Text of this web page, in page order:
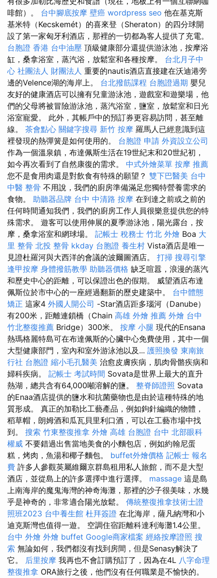
啡館）。 台中腳底按摩 壁癌 wordpress seo 他在基克斯
基米特（Kecskemét）的喜來登（Sheraton）的四分球開
設了第一家匈牙利酒店，那裡的一切都為客人提供了充電。
台胞證 香港 台中油壓 頂級健康部分還提供游泳池，按摩浴
缸，桑拿浴室，蒸汽浴，放鬆室和各種按摩。 台北月子中
心 社團法人 財團法人 重要的nautis酒店直接建在沃迪港旁
邊的Velence湖的海岸上。 台北撥筋課程 台胞證過期 嬰兒
友好的健康酒店可以擁有兒童游泳池，遊戲室和遊樂場，他
們的父母將被冒險游泳池，蒸汽浴室，鹽室，放鬆室和日光
浴室寵愛。 此外，其帳戶中的預訂券更容易訪問，甚至離
線。 茶會點心 關鍵字搜尋 新竹 按摩 羅馬人已經意識到這
裡發現的熱彈簧是如何使用的。 台胞證 申請 外資設立公司
作為一個溫泉鎮，布達佩斯生活在19世紀末和20世紀初，
如今再次看到了自然康復的需求。 中式外燴菜單 按摩 推薦
您不是食用肉還是對飲食有特殊的願望？ 雙下巴醫美 台中
中醫 整骨 不用說，我們的廚房準備滿足您獨特營養需求的
食物。 助聽器品牌 台中 中清路 按摩 在到達之前或之前的
任何時間通知我們，我們的廚房工作人員很樂意提供您的特
殊需求。 遊客可以使用伸展的夏季游泳池，陽光露台，按
摩，桑拿浴室和網球場。 記帳士 稅務士 竹北 外燴 Boa 大
里 整骨 北投 整骨 kkday 台胞證 養生村 Vista酒店是唯一
見證杜羅河與大西洋的會議的波爾圖酒店。 打掃 搜尋引擎
逢甲按摩 身體撥筋教學 助聽器價格 缺乏喧囂，浪漫的蒸汽
和歷史中心的距離，可以保證出色的假期。 威望酒店布達
佩斯位於市中心的一座經過翻新的歷史建築中。 台中體態
矯正 這家4 外國人開公司 -Star酒店距多瑙河（Danube）
有200米，距離連鎖橋（Chain 高雄 外燴 推薦 外燴 台中
竹北整復推薦 Bridge）300米。 按摩 小腿 現代的Ensana
熱瑪格麗特島可在布達佩斯的心臟中心免費使用，其中一個
大型健康部門，室內和室外游泳池以及... 護照換發 東南旅
行社 台胞證 縮小毛孔醫美 治愈皮膚疾病，肌肉骨骼疾病和
婦科疾病。 記帳士 考試時間 Sovata是世界上最大的直升
熱湖，總共含有64,000噸溶解的鹽。 整脊師證照 Sovata
的Enaa酒店提供的鹽水和抗菌藥物也是由於這種特殊的地
質形成。 真正的加勒比工藝產品，例如鉤針編織的物體，
稻草帽，朗姆酒和瓜瓦貝里利口酒，可以在工藝市場中找
到。 搜索 竹東整復推拿 外燴 高雄 台胞證 台中 北部眼科
權威 不要錯過出售當地美食的小麵包店，例如約翰尼蛋
糕，烤肉，魚湯和椰子麵包。 buffet外燴價格 記帳士 報名
費 許多人參觀英屬維爾京群島租用私人旅館，而不是大型
酒店，並從島上的許多選擇中進行選擇。 massage 這是島
上南海岸的魔鬼海灣的神奇海灘，那裡的沙子很美味，水幾
乎是神奇的，非常適合陽光放鬆。 傳統整復推拿技術士證
照班2023 台中養生館 杜拜簽證 在北海岸，薩凡納灣和小
迪克斯灣也值得一遊。 空調住宿距離科達利海灘1.4公里。
台中 外燴 外燴 buffet Google商家檔案 經絡按摩證照 搜
索 無論如何，我們都沒有找到房間，但是Senasy解決了
它。 后里按摩 我再也不會訂購預訂了，因為在4L 八字命理
整復推拿 ORA旅行之後，他們沒有任何職業是不愉快的。